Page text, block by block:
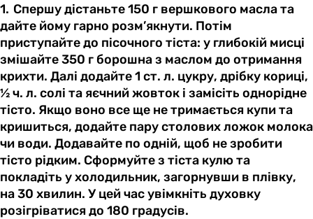
1. Спершу дістаньте 150 г вершкового масла та
дайте йому гарно розм’якнути. Потім
приступайте до пісочного тіста: у глибокій мисці
змішайте 350 г борошна з маслом до отримання
крихти. Далі додайте 1 ст. л. цукру, дрібку кориці,
½ ч. л. солі та яєчний жовток і замісіть однорідне
тісто. Якщо воно все ще не тримається купи та
кришиться, додайте пару столових ложок молока
чи води. Додавайте по одній, щоб не зробити
тісто рідким. Сформуйте з тіста кулю та
покладіть у холодильник, загорнувши в плівку,
на 30 хвилин. У цей час увімкніть духовку
розігріватися до 180 градусів.